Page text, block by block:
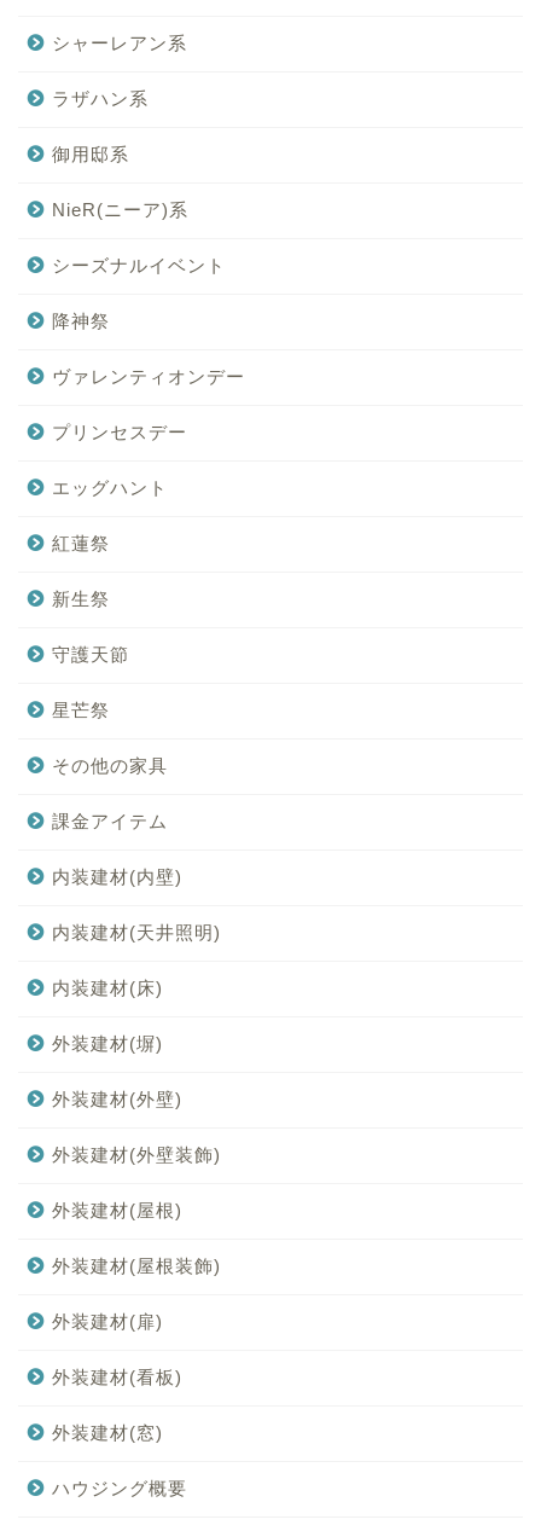
シャーレアン系
ラザハン系
御用邸系
NieR(ニーア)系
シーズナルイベント
降神祭
ヴァレンティオンデー
プリンセスデー
エッグハント
紅蓮祭
新生祭
守護天節
星芒祭
その他の家具
課金アイテム
内装建材(内壁)
内装建材(天井照明)
内装建材(床)
外装建材(塀)
外装建材(外壁)
外装建材(外壁装飾)
外装建材(屋根)
外装建材(屋根装飾)
外装建材(扉)
外装建材(看板)
外装建材(窓)
ハウジング概要